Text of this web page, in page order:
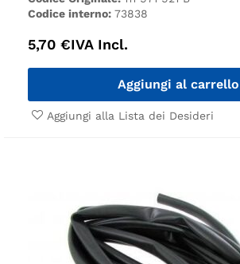
Codice interno: 73838
5,70 €IVA Incl.
Aggiungi al carrello
Aggiungi alla Lista dei Desideri